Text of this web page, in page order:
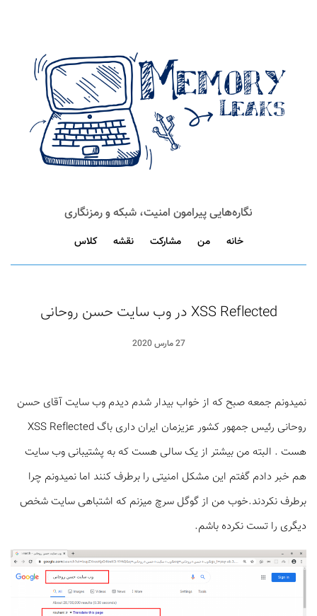
نگاره‌هایی پیرامون امنیت، شبکه و رمزنگاری
خانه من مشارکت نقشه کلاس
XSS Reflected در وب سایت حسن روحانی
27 مارس 2020
نمیدونم جمعه صبح که از خواب بیدار شدم دیدم وب سایت آقای حسن
روحانی رئیس جمهور کشور عزیزمان ایران داری باگ XSS Reflected
هست . البته من بیشتر از یک سالی هست که به پشتیبانی وب سایت
هم خبر دادم گفتم این مشکل امنیتی را برطرف کنند اما نمیدونم چرا
برطرف نکردند.خوب من از گوگل سرچ میزنم که اشتباهی سایت شخص
دیگری را تست نکرده باشم.